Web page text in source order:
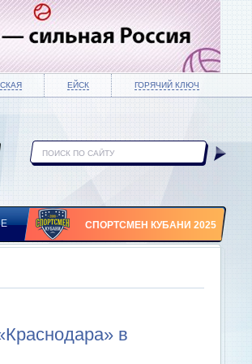
ЕЙСК ГОРЯЧИЙ КЛЮЧ
СПОРТСМЕН КУБАНИ 2025
в